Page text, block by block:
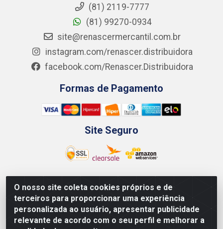
O nosso site coleta cookies próprios e de
terceiros para proporcionar uma experiência
personalizada ao usuário, apresentar publicidade
relevante de acordo com o seu perfil e melhorar a
(81) 2119-7777
(81) 99270-0934
site@renascermercantil.com.br
instagram.com/renascer.distribuidora
facebook.com/Renascer.Distribuidora
Formas de Pagamento
Site Seguro
Renascer Distribuidora - Rua São Miguel, 1845 -
Afogados - Recife / PE - CEP 50850-000 - CNPJ
07.264.693/0001-79